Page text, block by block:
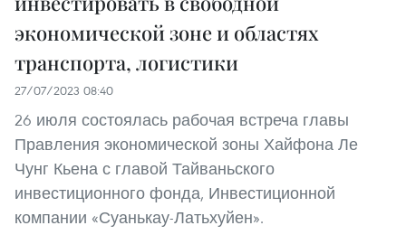
экономической зоне и областях
транспорта, логистики
27/07/2023 08:40
26 июля состоялась рабочая встреча главы
Правления экономической зоны Хайфона Ле
Чунг Кьена с главой Тайваньского
инвестиционного фонда, Инвестиционной
компании «Суанькау-Латьхуйен».